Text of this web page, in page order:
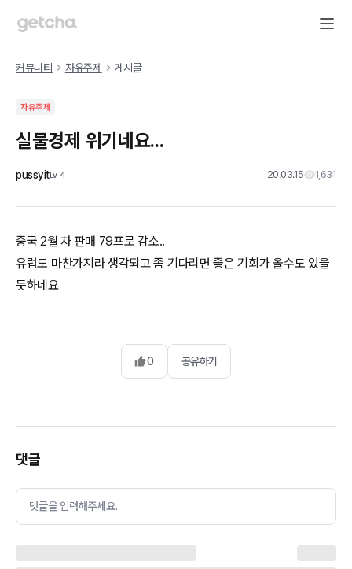
커뮤니티 자유주제 게시글
자유주제
실물경제 위기네요...
pussyitLv4 20.03.15 1,631
중국 2월 차 판매 79프로 감소..
유럽도 마찬가지라 생각되고 좀 기다리면 좋은 기회가 올수도 있을
듯하네요
0 공유하기
댓글
댓글을 입력해주세요.